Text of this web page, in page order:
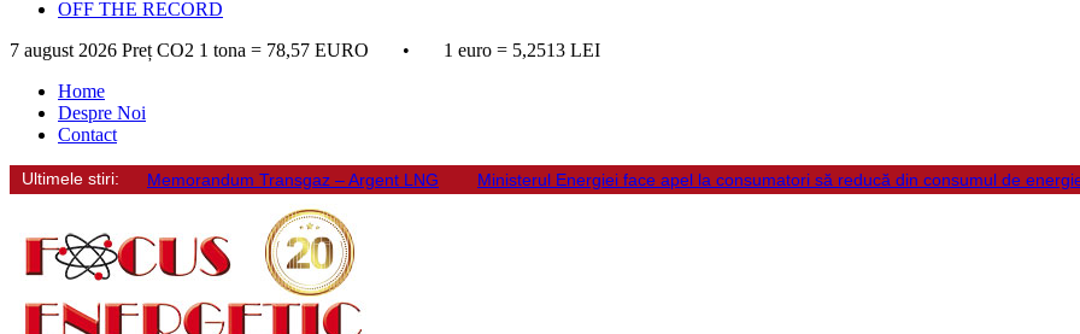
OFF THE RECORD
7 august 2026 Preț CO2 1 tona = 78,57 EURO • 1 euro = 5,2513 LEI
Home
Despre Noi
Contact
Ultimele stiri: Memorandum Transgaz – Argent LNG Ministerul Energiei face apel la consumatori să reducă din consumul de